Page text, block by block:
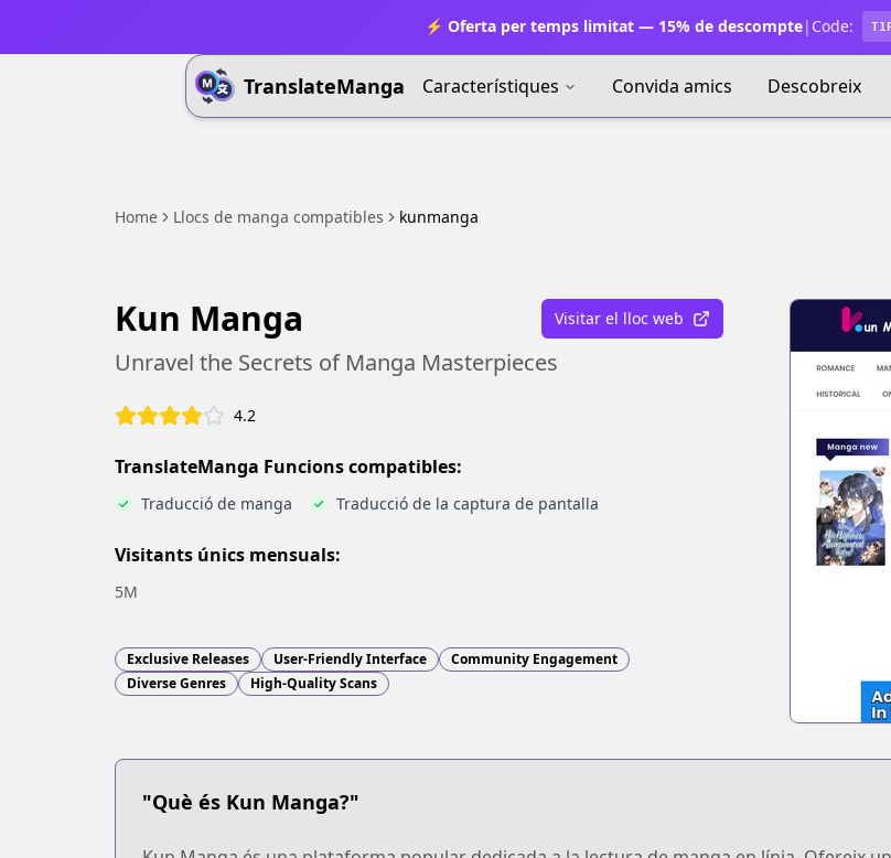
⚡ Oferta per temps limitat — 15% de descompte| Code:
TranslateManga Característiques Convida amics Descobreix
Home Llocs de manga compatibles kunmanga
Kun Manga Visitar el lloc web
Unravel the Secrets of Manga Masterpieces
4.2
TranslateManga Funcions compatibles:
Traducció de manga Traducció de la captura de pantalla
Visitants únics mensuals:
5M
Exclusive Releases User-Friendly Interface
Community Engagement
Diverse Genres
High-Quality Scans
"Què és Kun Manga?"